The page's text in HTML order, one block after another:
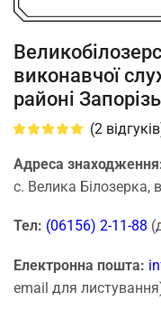
виконавчої
районі
(2
Адреса
с. Велика Білозерка,
Тел: (06156) 2-11-88
Електронна пошта:
email для